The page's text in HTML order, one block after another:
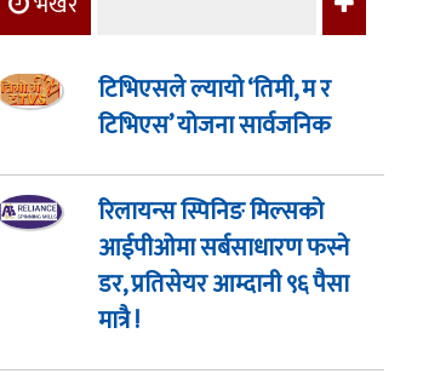
टिभिएसले ल्यायो ‘तिमी, म र
टिभिएस’ योजना सार्वजनिक
रिलायन्स स्पिनिङ मिल्सको
आईपीओमा सर्बसाधारण फस्ने
डर, प्रतिसेयर आम्दानी ९६ पैसा
मात्रै !